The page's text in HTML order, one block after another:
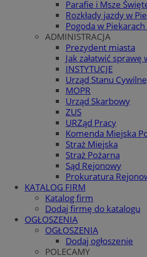
Parafie i Msze
Rozkłady jazdy w
Pogoda w Piekarach
ADMINISTRACJA
Prezydent miasta
Jak załatwić
INSTYTUCJE
Urząd Stanu
MOPR
Urząd Skarbowy
ZUS
URZąd Pracy
Komenda Miejska
Straż Miejska
Straż Pożarna
Sąd Rejonowy
Prokuratura
KATALOG FIRM
Katalog firm
Dodaj firmę do katalogu
OGŁOSZENIA
OGŁOSZENIA
Dodaj ogłoszenie
POLECAMY